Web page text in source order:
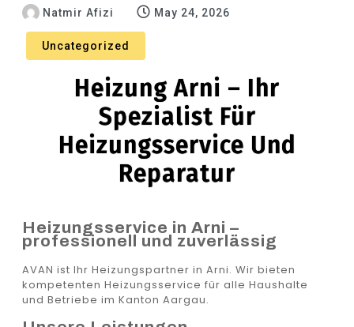
Natmir Afizi May 24, 2026
Uncategorized
Heizung Arni – Ihr
Spezialist Für
Heizungsservice Und
Reparatur
Heizungsservice in Arni –
professionell und zuverlässig
AVAN ist Ihr Heizungspartner in Arni. Wir bieten
kompetenten Heizungsservice für alle Haushalte
und Betriebe im Kanton Aargau.